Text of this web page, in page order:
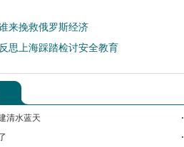
来挽救俄罗斯经济
反思上海踩踏检讨安全教育
清水蓝天